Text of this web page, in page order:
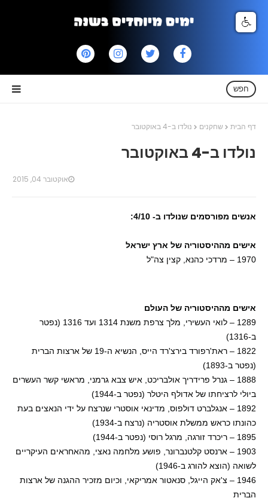
חפש
דף הבית שחקנים נולדו ב-4 באוקטובר
נולדו ב-4 באוקטובר
אוקטובר 04, 2015
אנשים מפורסמים שנולדו ב- 4/10:
אישים מההיסטוריה של ארץ ישראל
1970 – מרדכי כהנא, קצין צה"ל
אישים מההיסטוריה של העולם
1289 – לואי העשירי, מלך צרפת משנת 1314 ועד 1316 (נפטר
ב-1316)
1822 – ראת'רפורד בירצ'רד הייס, הנשיא ה-19 של ארצות הברית
(נפטר ב-1893)
1888 – גנרל פרידריך אולבריכט, איש צבא גרמני, מראשי קשר העשרים
ביולי לרציחתו של אדולף היטלר (נפטר ב-1944)
1892 – אנגלברט דולפוס, מדינאי אוסטרי שנרצח על ידי הנאצים בעת
כהונתו כראש ממשלת אוסטריה (נרצח ב-1934)
1895 – ריכרד זורגה, מרגל רוסי (נפטר ב-1944)
1903 – ארנסט קלטנברונר, פושע מלחמה נאצי, מהאחראים העיקריים
לשואה (הוצא להורג ב-1946)
1946 – צ'אק הייגל, סנאטור אמריקאי, וכיום מזכיר ההגנה של ארצות
הברית